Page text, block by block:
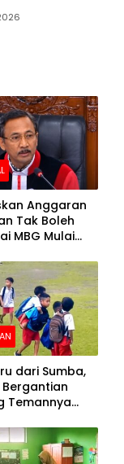
Anggaran
Tak Boleh
MBG Mulai
dari Sumba,
Bergantian
Temannya